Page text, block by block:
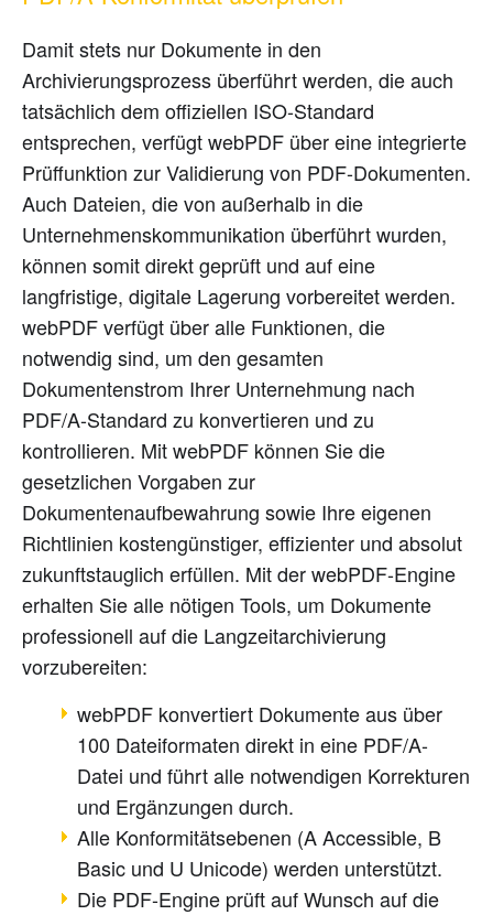
Damit stets nur Dokumente in den
Archivierungsprozess überführt werden, die auch
tatsächlich dem offiziellen ISO-Standard
entsprechen, verfügt webPDF über eine integrierte
Prüffunktion zur Validierung von PDF-Dokumenten.
Auch Dateien, die von außerhalb in die
Unternehmenskommunikation überführt wurden,
können somit direkt geprüft und auf eine
langfristige, digitale Lagerung vorbereitet werden.
webPDF verfügt über alle Funktionen, die
notwendig sind, um den gesamten
Dokumentenstrom Ihrer Unternehmung nach
PDF/A-Standard zu konvertieren und zu
kontrollieren. Mit webPDF können Sie die
gesetzlichen Vorgaben zur
Dokumentenaufbewahrung sowie Ihre eigenen
Richtlinien kostengünstiger, effizienter und absolut
zukunftstauglich erfüllen. Mit der webPDF-Engine
erhalten Sie alle nötigen Tools, um Dokumente
professionell auf die Langzeitarchivierung
vorzubereiten:
webPDF konvertiert Dokumente aus über
100 Dateiformaten direkt in eine PDF/A-
Datei und führt alle notwendigen Korrekturen
und Ergänzungen durch.
Alle Konformitätsebenen (A Accessible, B
Basic und U Unicode) werden unterstützt.
Die PDF-Engine prüft auf Wunsch auf die